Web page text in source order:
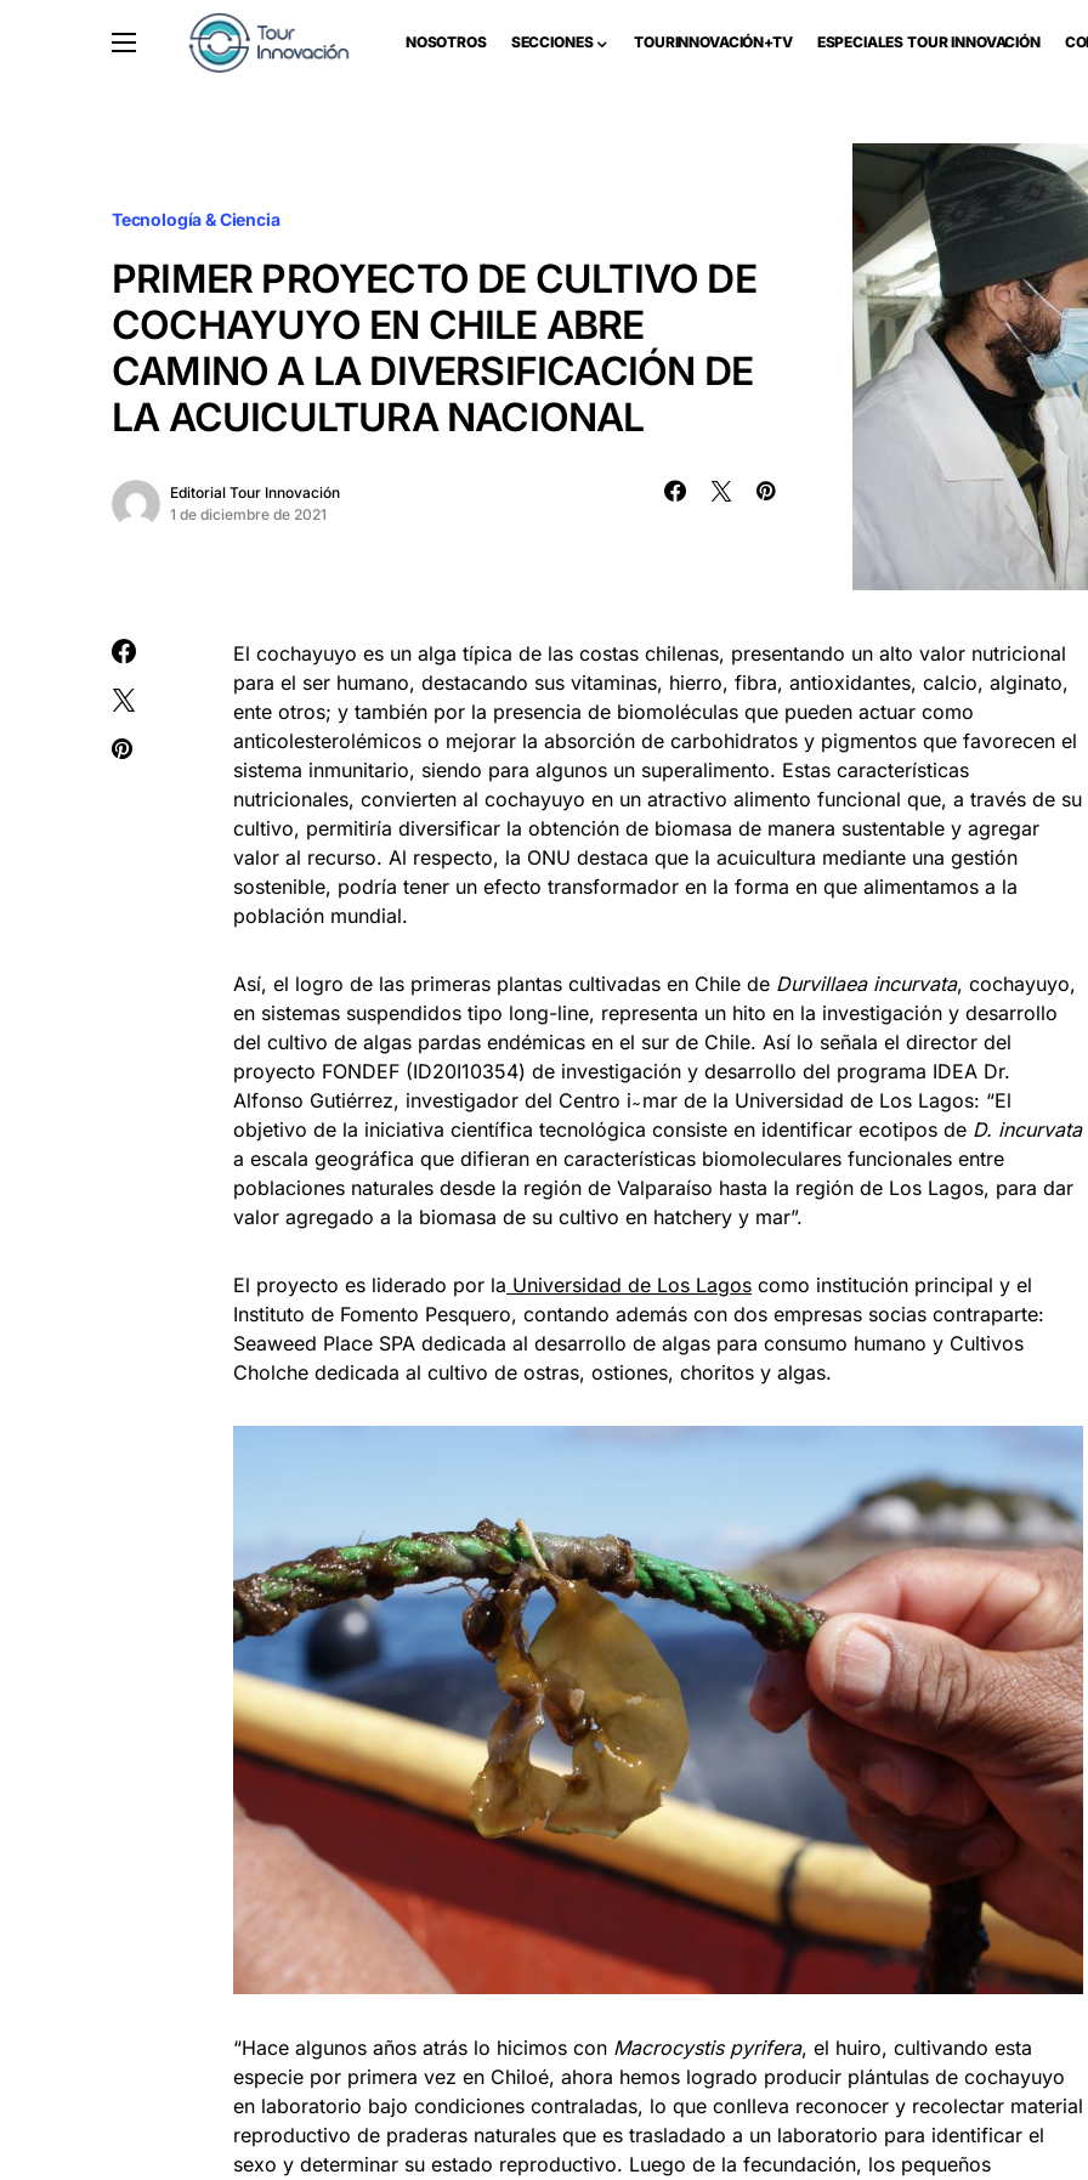
NOSOTROS SECCIONES TOURINNOVACIÓN+TV ESPECIALES TOUR INNOVACIÓN
Tecnología & Ciencia
PRIMER PROYECTO DE CULTIVO DE
COCHAYUYO EN CHILE ABRE
CAMINO A LA DIVERSIFICACIÓN DE
LA ACUICULTURA NACIONAL
Editorial Tour Innovación
1 de diciembre de 2021
El cochayuyo es un alga típica de las costas chilenas, presentando un alto valor nutricional
para el ser humano, destacando sus vitaminas, hierro, fibra, antioxidantes, calcio, alginato,
ente otros; y también por la presencia de biomoléculas que pueden actuar como
anticolesterolémicos o mejorar la absorción de carbohidratos y pigmentos que favorecen el
sistema inmunitario, siendo para algunos un superalimento. Estas características
nutricionales, convierten al cochayuyo en un atractivo alimento funcional que, a través de su
cultivo, permitiría diversificar la obtención de biomasa de manera sustentable y agregar
valor al recurso. Al respecto, la ONU destaca que la acuicultura mediante una gestión
sostenible, podría tener un efecto transformador en la forma en que alimentamos a la
población mundial.
Así, el logro de las primeras plantas cultivadas en Chile de Durvillaea incurvata, cochayuyo,
en sistemas suspendidos tipo long-line, representa un hito en la investigación y desarrollo
del cultivo de algas pardas endémicas en el sur de Chile. Así lo señala el director del
proyecto FONDEF (ID20I10354) de investigación y desarrollo del programa IDEA Dr.
Alfonso Gutiérrez, investigador del Centro i ̴ mar de la Universidad de Los Lagos: “El
objetivo de la iniciativa científica tecnológica consiste en identificar ecotipos de D. incurvata
a escala geográfica que difieran en características biomoleculares funcionales entre
poblaciones naturales desde la región de Valparaíso hasta la región de Los Lagos, para dar
valor agregado a la biomasa de su cultivo en hatchery y mar”.
El proyecto es liderado por la Universidad de Los Lagos como institución principal y el
Instituto de Fomento Pesquero, contando además con dos empresas socias contraparte:
Seaweed Place SPA dedicada al desarrollo de algas para consumo humano y Cultivos
Cholche dedicada al cultivo de ostras, ostiones, choritos y algas.
“Hace algunos años atrás lo hicimos con Macrocystis pyrifera, el huiro, cultivando esta
especie por primera vez en Chiloé, ahora hemos logrado producir plántulas de cochayuyo
en laboratorio bajo condiciones contraladas, lo que conlleva reconocer y recolectar material
reproductivo de praderas naturales que es trasladado a un laboratorio para identificar el
sexo y determinar su estado reproductivo. Luego de la fecundación, los pequeños